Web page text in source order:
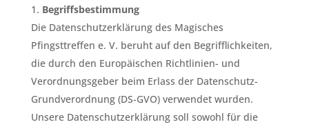
Begriffsbestimmung
Die Datenschutzerklärung des Magisches
Pfingsttreffen e. V. beruht auf den Begrifflichkeiten,
die durch den Europäischen Richtlinien- und
Verordnungsgeber beim Erlass der Datenschutz-
Grundverordnung (DS-GVO) verwendet wurden.
Unsere Datenschutzerklärung soll sowohl für die